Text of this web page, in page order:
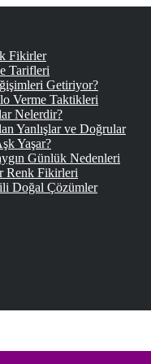
Fikirler
Tarifleri
Getiriyor?
Verme Taktikleri
Nelerdir?
Yanlışlar ve Doğrular
Yaşar?
Günlük Nedenleri
Renk Fikirleri
Doğal Çözümler